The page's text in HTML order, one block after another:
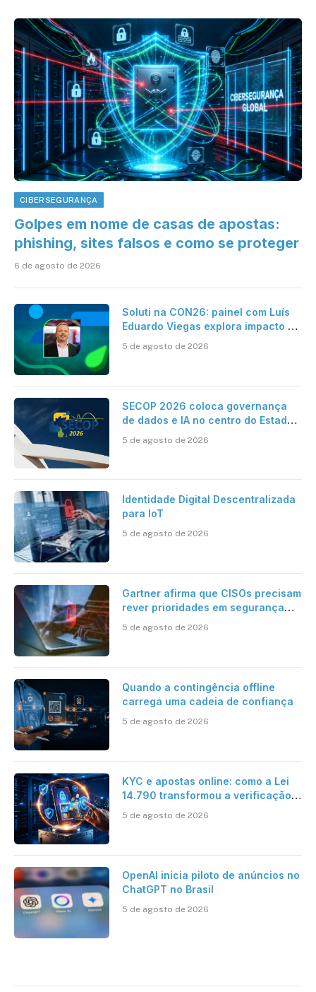
CIBERSEGURANÇA
Golpes em nome de casas de apostas:
phishing, sites falsos e como se proteger
6 de agosto de 2026
Soluti na CON26: painel com Luís
Eduardo Viegas explora impacto de
Contabilidade
5 de agosto de 2026
SECOP 2026 coloca governança
de dados e IA no centro do Estado
5 de agosto de 2026
Identidade Digital Descentralizada
para IoT
5 de agosto de 2026
Gartner afirma que CISOs precisam
rever prioridades em segurança
cibernética para enfrentar os
5 de agosto de 2026
Quando a contingência offline
carrega uma cadeia de confiança
5 de agosto de 2026
KYC e apostas online: como a Lei
14.790 transformou a verificação
brasileiro
5 de agosto de 2026
OpenAI inicia piloto de anúncios no
ChatGPT no Brasil
5 de agosto de 2026